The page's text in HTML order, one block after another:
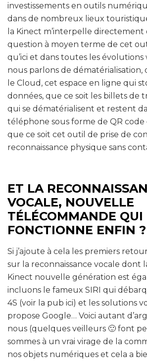
investissements en outils
dans de nombreux lieux
la Kinect m’interpelle directement
question à moyen terme de cet
qu’ici et dans toutes les
nous parlons de dématérialisation,
le Cloud, cet espace en ligne qui
données, que ce soit les billets de
qui se dématérialisent et restent
téléphone sous forme de QR
que ce soit cet outil de prise de
reconnaissance physique sans
ET LA
VOCALE, NOUVELLE
TÉLÉCOMMANDE QUI
FONCTIONNE ENFIN ?
Si j’ajoute à cela les premiers
sur la reconnaissance vocale dont
Kinect nouvelle génération est
incluons le fameux SIRI qui
4S (voir la pub ici) et les solutions
propose Google… Voici autant
nous (quelques veilleurs 🙂 font
sommes à un vrai virage de la
nos objets numériques et cela a